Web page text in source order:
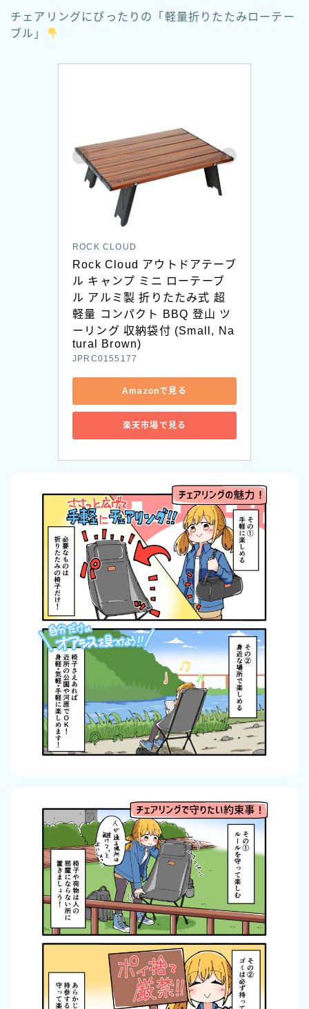
チェアリングにぴったりの「軽量折りたたみローテー
ブル」
ROCK CLOUD
Rock Cloud アウトドアテーブ
ル キャンプ ミニ ローテーブ
ル アルミ製 折りたたみ式 超
軽量 コンパクト BBQ 登山 ツ
ーリング 収納袋付 (Small, Na
tural Brown)
JPRC0155177
Amazonで見る
楽天市場で見る